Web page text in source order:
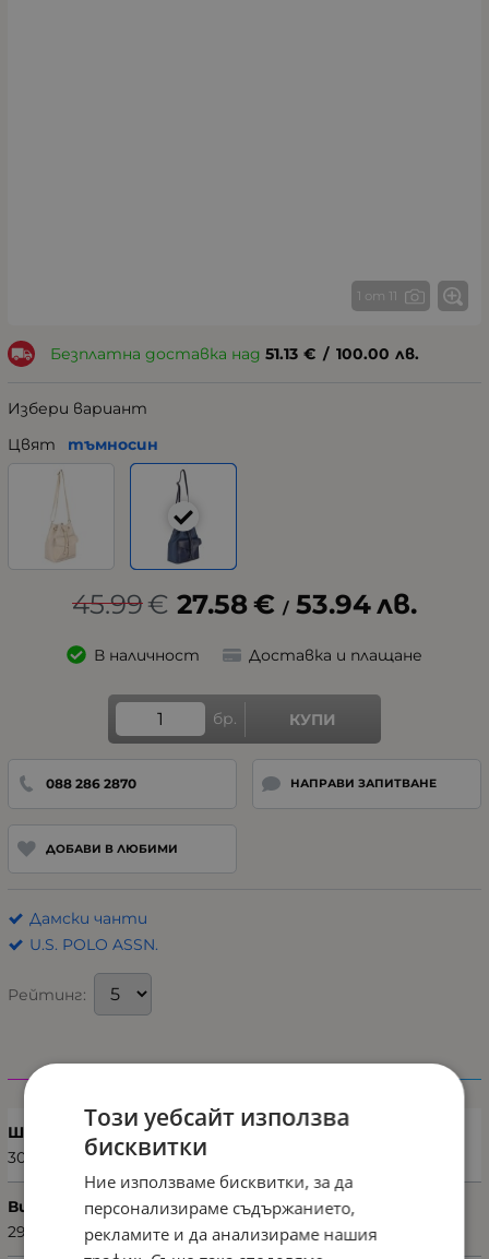
1 от 11
Безплатна доставка над 51.13 € / 100.00 лв.
Избери вариант
Цвят
тъмносин
45.99€ 27.58€ / 53.94лв.
В наличност Доставка и плащане
бр. КУПИ
088 286 2870 НАПРАВИ ЗАПИТВАНЕ
ДОБАВИ В ЛЮБИМИ
Дамски чанти
U.S. POLO ASSN.
Рейтинг:
Ширина (см)
30
Височина (см)
29
Този уебсайт използва
бисквитки
Ние използваме бисквитки, за да
персонализираме съдържанието,
рекламите и да анализираме нашия